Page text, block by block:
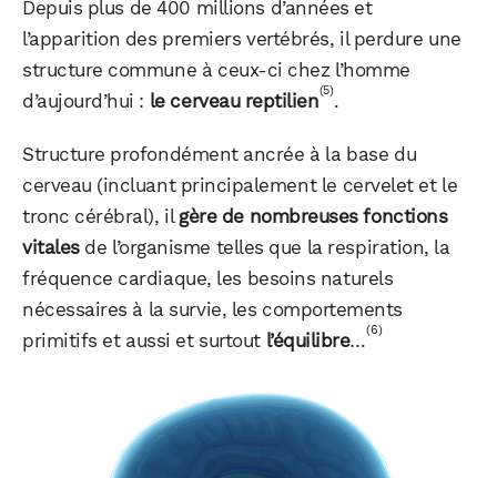
Depuis plus de 400 millions d’années et
l’apparition des premiers vertébrés, il perdure une
structure commune à ceux-ci chez l’homme
d’aujourd’hui : le cerveau reptilien(5).
Structure profondément ancrée à la base du
cerveau (incluant principalement le cervelet et le
tronc cérébral), il gère de nombreuses fonctions
vitalesde l’organisme telles que la respiration, la
fréquence cardiaque, les besoins naturels
nécessaires à la survie, les comportements
primitifs et aussi et surtout l’équilibre…(6)